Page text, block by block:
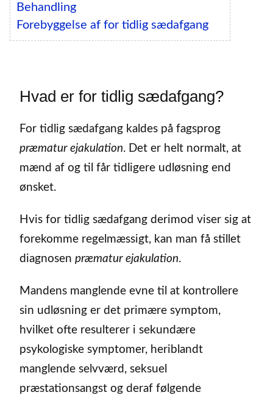
Behandling
Forebyggelse af for tidlig sædafgang
Hvad er for tidlig sædafgang?
For tidlig sædafgang kaldes på fagsprog
præmatur ejakulation. Det er helt normalt, at
mænd af og til får tidligere udløsning end
ønsket.
Hvis for tidlig sædafgang derimod viser sig at
forekomme regelmæssigt, kan man få stillet
diagnosen præmatur ejakulation.
Mandens manglende evne til at kontrollere
sin udløsning er det primære symptom,
hvilket ofte resulterer i sekundære
psykologiske symptomer, heriblandt
manglende selvværd, seksuel
præstationsangst og deraf følgende